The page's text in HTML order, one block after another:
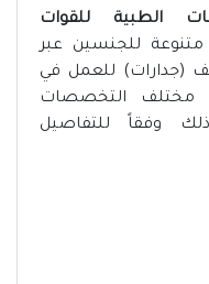
الطبية للقوات
وظيفة متنوعة للجنسين عبر
(جدارات) للعمل في
مختلف التخصصات
وفقاً للتفاصيل